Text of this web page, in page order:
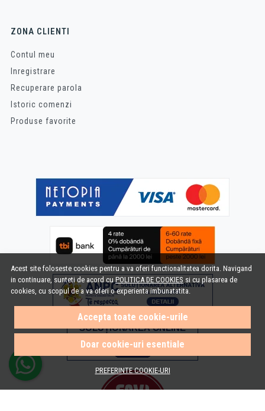
Acest site foloseste cookies pentru a va oferi functionalitatea dorita. Navigand
in continuare, sunteti de acord cuPOLITICA DE COOKIES si cu plasarea de
cookies, cu scopul de a va oferi o experienta imbunatatita.
Accepta toate cookie-urile
Doar cookie-uri esentiale
PREFERINTE COOKIE-URI
ZONA CLIENTI
Contul meu
Inregistrare
Recuperare parola
Istoric comenzi
Produse favorite